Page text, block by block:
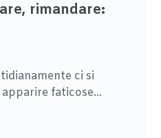
rimandare:
ci si
faticose...